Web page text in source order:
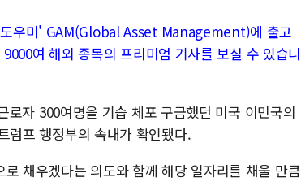
우미' GAM(Global Asset Management)에 출고
여 해외 종목의 프리미엄 기사를 보실 수 있습니
자 300여명을 기습 체포 구금했던 미국 이민국의
럼프 행정부의 속내가 확인됐다.
채우겠다는 의도와 함께 해당 일자리를 채울 만큼